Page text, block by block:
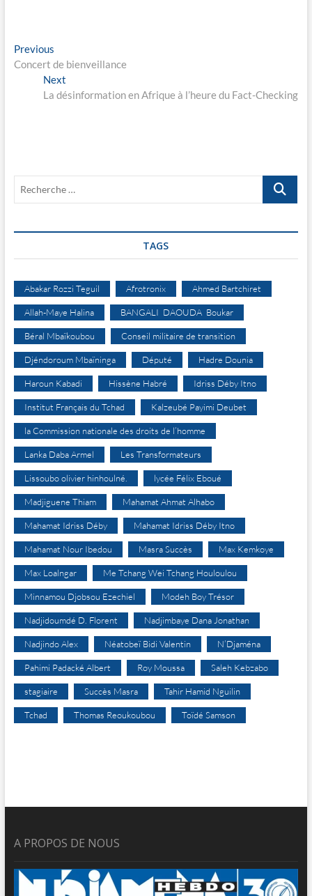
e
l
l r
Navigation
de
l’article
PreviousPrevious
post:
Concert de bienveillance
Next
post:
La désinformation en Afrique à l’heure du Fact-Checking​
Recherche
TAGS
Abakar Rozzi Teguil Afrotronix Ahmed Bartchiret
Allah-Maye Halina BANGALI DAOUDA Boukar
Béral Mbaïkoubou Conseil militaire de transition
Djéndoroum Mbaïninga Député Hadre Dounia
Haroun Kabadi Hissène Habré Idriss Déby Itno
Institut Français du Tchad Kalzeubé Payimi Deubet
la Commission nationale des droits de l’homme
Lanka Daba Armel Les Transformateurs
Lissoubo olivier hinhoulné. lycée Félix Eboué
Madjiguene Thiam Mahamat Ahmat Alhabo
Mahamat Idriss Déby Mahamat Idriss Déby Itno
Mahamat Nour Ibedou Masra Succès Max Kemkoye
Max Loalngar Me Tchang Wei Tchang Houloulou
Minnamou Djobsou Ezechiel Modeh Boy Trésor
Nadjidoumdé D. Florent Nadjimbaye Dana Jonathan
Nadjindo Alex Néatobeï Bidi Valentin N’Djaména
Pahimi Padacké Albert Roy Moussa Saleh Kebzabo
stagiaire Succès Masra Tahir Hamid Nguilin
Tchad Thomas Reoukoubou Toïdé Samson
A PROPOS DE NOUS